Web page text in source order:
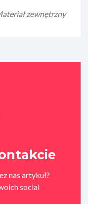
zewnętrzny
nas artykuł?
social